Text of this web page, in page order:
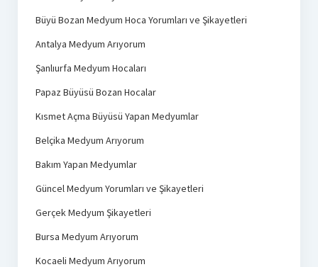
Büyü Bozan Medyum Hoca Yorumları ve Şikayetleri
Antalya Medyum Arıyorum
Şanlıurfa Medyum Hocaları
Papaz Büyüsü Bozan Hocalar
Kısmet Açma Büyüsü Yapan Medyumlar
Belçika Medyum Arıyorum
Bakım Yapan Medyumlar
Güncel Medyum Yorumları ve Şikayetleri
Gerçek Medyum Şikayetleri
Bursa Medyum Arıyorum
Kocaeli Medyum Arıyorum